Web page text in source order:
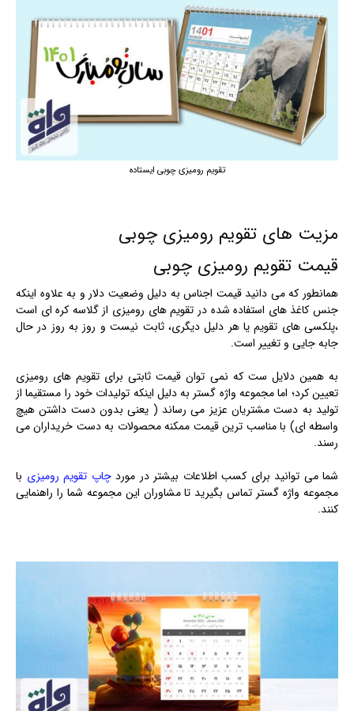
تقویم رومیزی چوبی ایستاده
مزیت های تقویم رومیزی چوبی
قیمت تقویم رومیزی چوبی
همانطور که می دانید قیمت اجناس به دلیل وضعیت دلار و به علاوه اینکه
جنس کاغذ های استفاده شده در تقویم های رومیزی از گلاسه کره ای است
،پلکسی های تقویم یا هر دلیل دیگری، ثابت نیست و روز به روز در حال
جابه جایی و تغییر است.
به همین دلایل ست که نمی توان قیمت ثابتی برای تقویم های رومیزی
تعیین کرد؛ اما مجموعه واژه گستر به دلیل اینکه تولیدات خود را مستقیما از
تولید به دست مشتریان عزیز می رساند ( یعنی بدون دست داشتن هیچ
واسطه ای) با مناسب ترین قیمت ممکنه محصولات به دست خریداران می
رسند.
شما می توانید برای کسب اطلاعات بیشتر در موردچاپ تقویم رومیزی با
مجموعه واژه گستر تماس بگیرید تا مشاوران این مجموعه شما را راهنمایی
کنند.